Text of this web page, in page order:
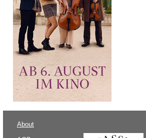
About